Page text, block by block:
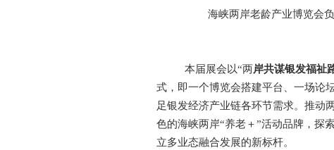
海峡两岸老龄产业博览会
本届展会以“两岸共谋银发福祉
式，即一个博览会搭建平台 、一场论
足银发经济产业链各环节需求。推动
色的海峡两岸“养老＋”活动品牌，探
立多业态融合发展的新标杆。